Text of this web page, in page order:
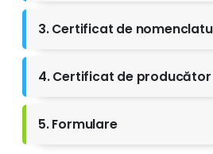
3. Certificat de
4. Certificat de producător
5. Formulare